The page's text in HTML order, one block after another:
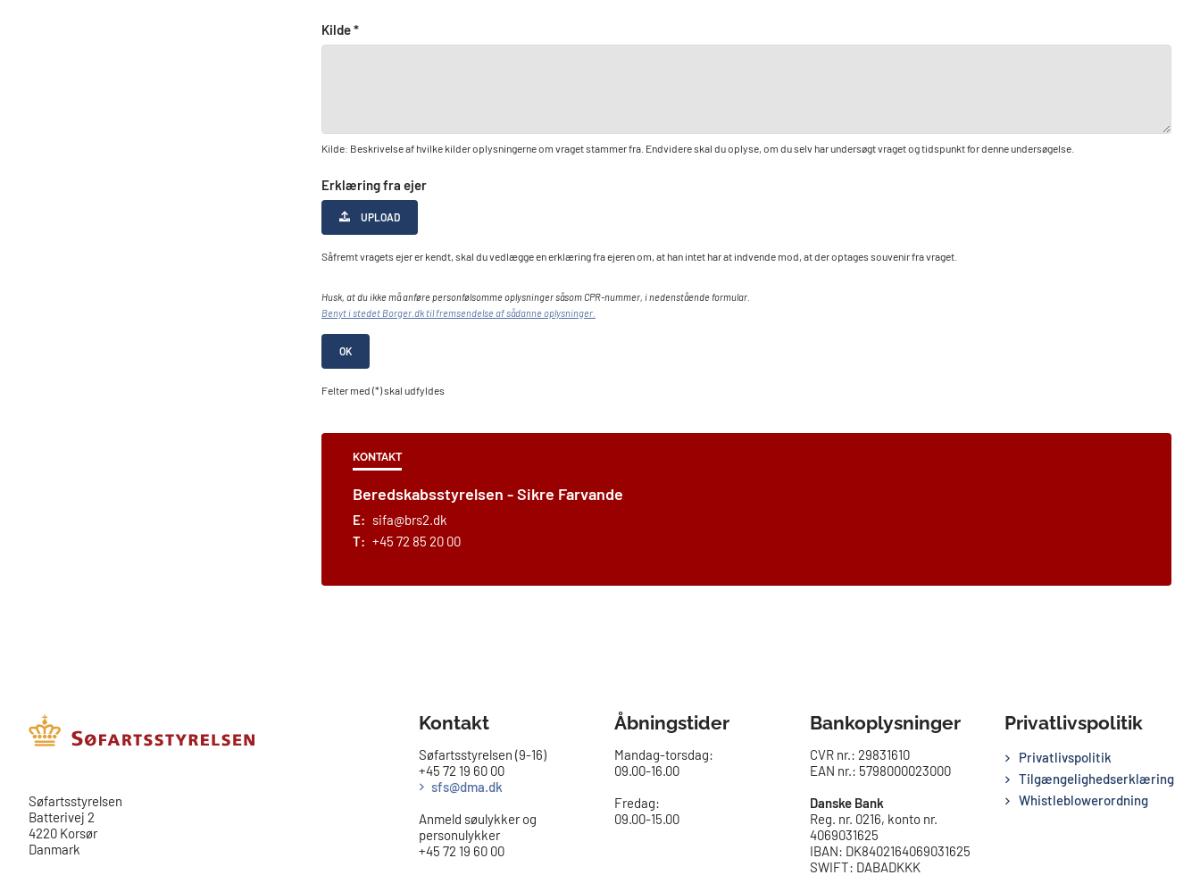
Kilde *
Kilde: Beskrivelse af hvilke kilder oplysningerne om vraget stammer fra. Endvidere skal du oplyse, om du selv har undersøgt vraget og tidspunkt for denne undersøgelse.
Erklæring fra ejer
UPLOAD
Såfremt vragets ejer er kendt, skal du vedlægge en erklæring fra ejeren om, at han intet har at indvende mod, at der optages souvenir fra vraget.
Husk, at du ikke må anføre personfølsomme oplysninger såsom CPR-nummer, i nedenstående formular.
Benyt i stedet Borger.dk til fremsendelse af sådanne oplysninger.
OK
Felter med (*) skal udfyldes
KONTAKT
Beredskabsstyrelsen - Sikre Farvande
E: sifa@brs2.dk
T: +45 72 85 20 00
​​Søfartsstyrelsen
Batterivej 2
4220 Korsør
Danmark
Kontakt
Søfartsstyrelsen (9-16)
+45 72 19 60 00
sfs@dma.dk
Anmeld søulykker og
personulykker
+45 72 19 60 00
Åbningstider
Mandag-torsdag:
09.00-16.00​
Fredag:
09.00-15.00
Bankoplysninger
CVR nr.: 29831610
EAN nr.: 5798000023000
Danske Bank
Reg. nr. 0216, konto nr.
4069031625
IBAN: DK8402164069031625
SWIFT: DABADKKK
Privatlivspolitik
Privatlivspolitik
Tilgængelighedserklæring
Whistleblowerordning